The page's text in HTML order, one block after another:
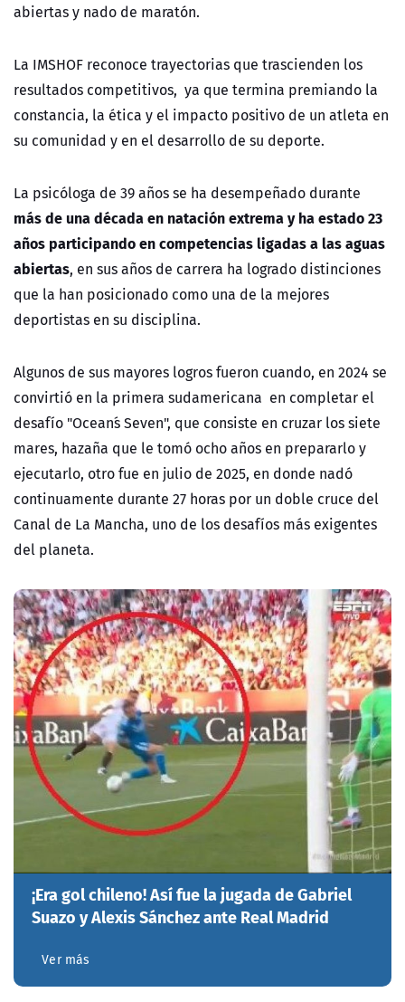
abiertas y nado de maratón.
La IMSHOF reconoce trayectorias que trascienden los
resultados competitivos, ya que termina premiando la
constancia, la ética y el impacto positivo de un atleta en
su comunidad y en el desarrollo de su deporte.
La psicóloga de 39 años se ha desempeñado durante
más de una década en natación extrema y ha estado 23
años participando en competencias ligadas a las aguas
abiertas, en sus años de carrera ha logrado distinciones
que la han posicionado como una de la mejores
deportistas en su disciplina.
Algunos de sus mayores logros fueron cuando, en 2024 se
convirtió en la primera sudamericana en completar el
desafío "Ocean´s Seven", que consiste en cruzar los siete
mares, hazaña que le tomó ocho años en prepararlo y
ejecutarlo, otro fue en julio de 2025, en donde nadó
continuamente durante 27 horas por un doble cruce del
Canal de La Mancha, uno de los desafíos más exigentes
del planeta.
¡Era gol chileno! Así fue la jugada de Gabriel
Suazo y Alexis Sánchez ante Real Madrid
Ver más